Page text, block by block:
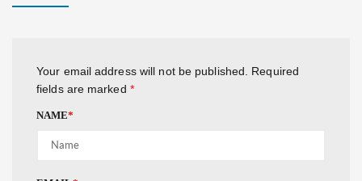
Your email address will not be published.
Required
fields are marked *
NAME*